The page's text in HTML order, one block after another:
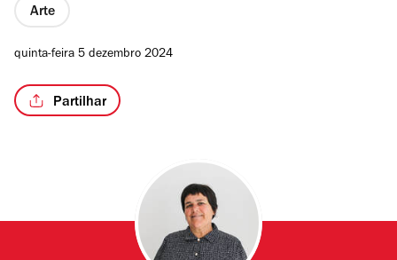
Arte
quinta-feira 5 dezembro 2024
Partilhar